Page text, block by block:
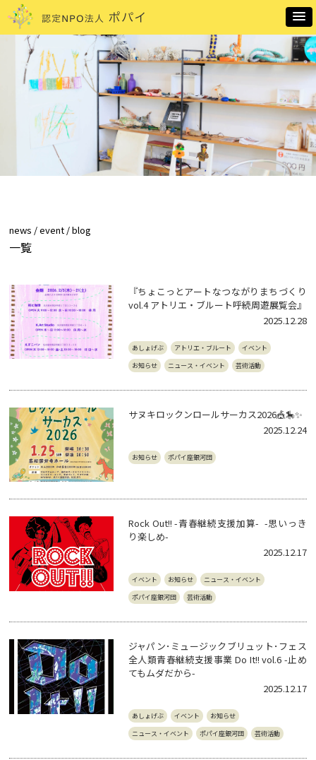
news / event / blog
一覧
『ちょこっとアートなつながりまちづくり
vol.4 アトリエ・ブルート呼続周遊展覧会』
2025.12.28
あしょげぶ アトリエ・ブルート
イベント
お知らせ
ニュース・イベント 芸術活動
サヌキロックンロールサーカス2026🎪🎠✨
2025.12.24
お知らせ ポパイ座銀河団
Rock Out!! -青春継続支援加算- -思いっき
り楽しめ-
2025.12.17
イベント お知らせ
ニュース・イベント
ポパイ座銀河団
芸術活動
ジャパン･ミュージックブリュット･フェス
全人類青春継続支援事業 Do It!! vol.6 -止め
てもムダだから-
2025.12.17
あしょげぶ イベント
お知らせ
ニュース・イベント
ポパイ座銀河団 芸術活動